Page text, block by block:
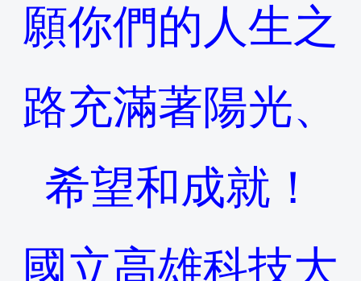
願你們的人生之
路充滿著陽光、
希望和成就！
國立高雄科技大